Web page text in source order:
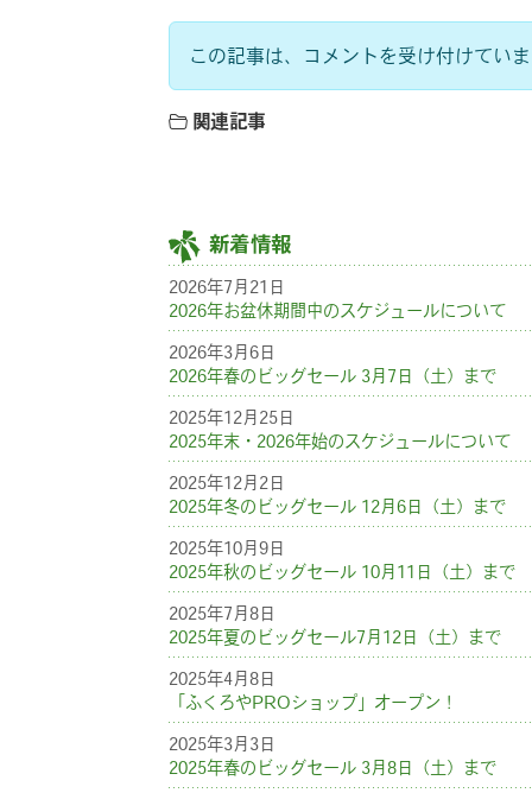
この記事は、コメントを受け付けてい
関連記事
新着情報
2026年7月21日
2026年お盆休期間中のスケジュールについて
2026年3月6日
2026年春のビッグセール 3月7日（土）まで
2025年12月25日
2025年末・2026年始のスケジュールについて
2025年12月2日
2025年冬のビッグセール 12月6日（土）まで
2025年10月9日
2025年秋のビッグセール 10月11日（土）まで
2025年7月8日
2025年夏のビッグセール7月12日（土）まで
2025年4月8日
「ふくろやPROショップ」オープン！
2025年3月3日
2025年春のビッグセール 3月8日（土）まで